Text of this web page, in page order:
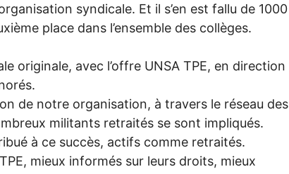
syndicale. Et il s’en est fallu de 1000
place dans l’ensemble des collèges.
originale, avec l’offre UNSA TPE, en direction
de notre organisation, à travers le réseau des
militants retraités se sont impliqués.
à ce succès, actifs comme retraités.
TPE, mieux informés sur leurs droits, mieux